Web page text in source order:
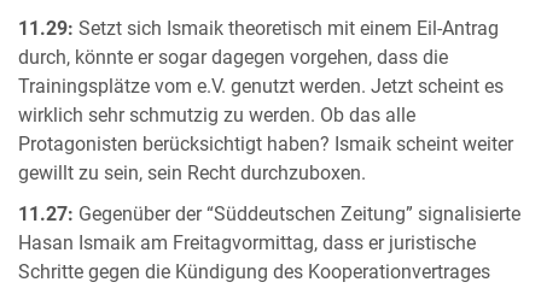
11.29: Setzt sich Ismaik theoretisch mit einem Eil-Antrag
durch, könnte er sogar dagegen vorgehen, dass die
Trainingsplätze vom e.V. genutzt werden. Jetzt scheint es
wirklich sehr schmutzig zu werden. Ob das alle
Protagonisten berücksichtigt haben? Ismaik scheint weiter
gewillt zu sein, sein Recht durchzuboxen.
11.27: Gegenüber der “Süddeutschen Zeitung” signalisierte
Hasan Ismaik am Freitagvormittag, dass er juristische
Schritte gegen die Kündigung des Kooperationvertrages